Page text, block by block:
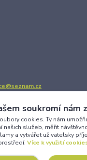
Upravit sběr cookies.
soukromí nám
cookies. Ty nám
našich služeb, měřit
a vytvářet uživatelsky
Více k využití